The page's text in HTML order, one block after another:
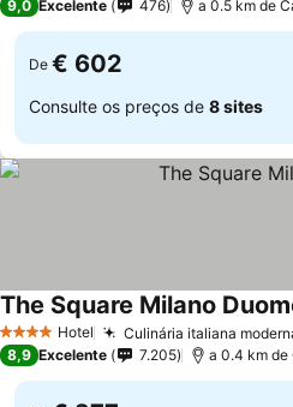
9,0 Excelente 476 a 0.5 km de
De € 602
Consulte os preços de 8 sites
4 EstrelasHotel Culinária italiana
The Square Milano
8,9 Excelente 7.205 a 0.4 km de